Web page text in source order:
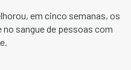
em cinco semanas, os
sangue de pessoas com